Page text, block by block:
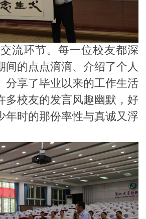
流环节。每一位校友都深
间的点点滴滴、介绍了个人
分享了毕业以来的工作生活
多校友的发言风趣幽默，好
年时的那份率性与真诚又浮